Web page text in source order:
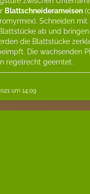
Blattschneiderameisen
Schneiden mit
ab und
die Blattstücke
Die wachsenden
regelrecht geerntet.
um 14:09